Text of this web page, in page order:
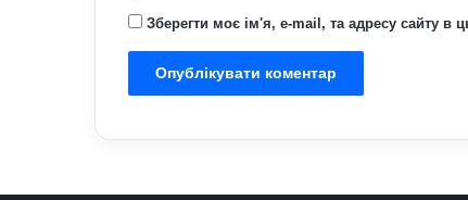
Зберегти моє ім'я, e-mail, та адресу сайту в